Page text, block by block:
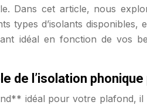
Dans cet article, nous
types d’isolants
idéal en fonction de vos
de l’isolation phonique
idéal pour votre plafond,